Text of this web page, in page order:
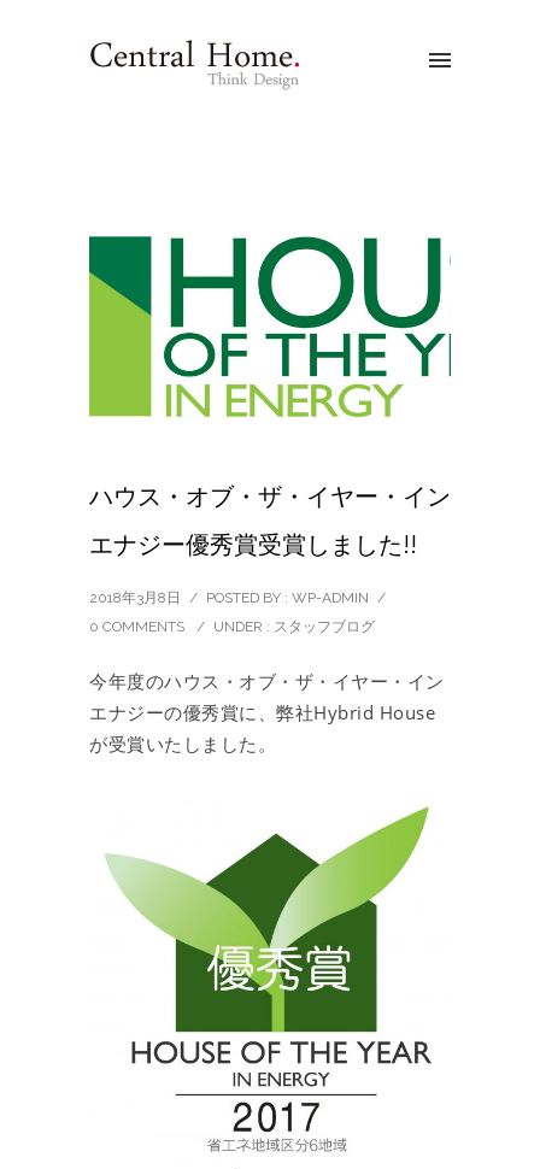
ハウス・オブ・ザ・イヤー・イン
エナジー優秀賞受賞しました!!
2018年3月8日 / POSTED BY : WP-ADMIN /
0 COMMENTS
/ UNDER : スタッフブログ
今年度のハウス・オブ・ザ・イヤー・イン
エナジーの優秀賞に、弊社Hybrid House
が受賞いたしました。